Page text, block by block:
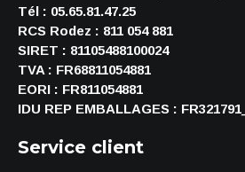
Tél : 05.65.81.47.25
RCS Rodez : 811 054 881
SIRET : 81105488100024
TVA : FR68811054881
EORI : FR811054881
IDU REP EMBALLAGES :
Service client